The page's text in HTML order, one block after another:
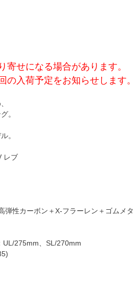
せになる場合があります。
の入荷予定をお知らせします。
。
。
レブ
弾性カーボン＋X-フラーレン＋ゴムメタ
UL/275mm、SL/270mm